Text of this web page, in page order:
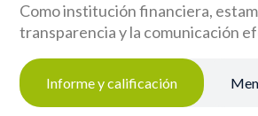
Como institución financiera,
transparencia y la comunicación
Informe y calificación